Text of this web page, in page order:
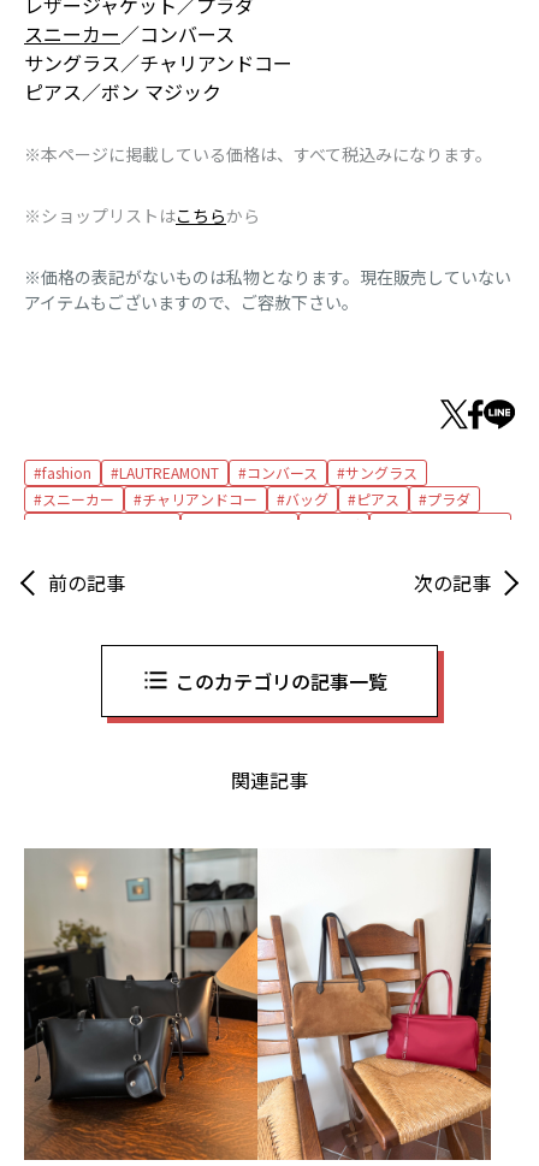
スニーカー／コンバース
サングラス／チャリアンドコー
ピアス／ボン マジック
※本ページに掲載している価格は、すべて税込みになります。
※ショップリストはこちらから
※価格の表記がないものは私物となります。現在販売していない
アイテムもございますので、ご容赦下さい。
fashion LAUTREAMONT コンバース
サングラス
スニーカー
チャリアンドコー バッグ ピアス
プラダ
リング
前の記事 次の記事
このカテゴリの記事一覧
関連記事